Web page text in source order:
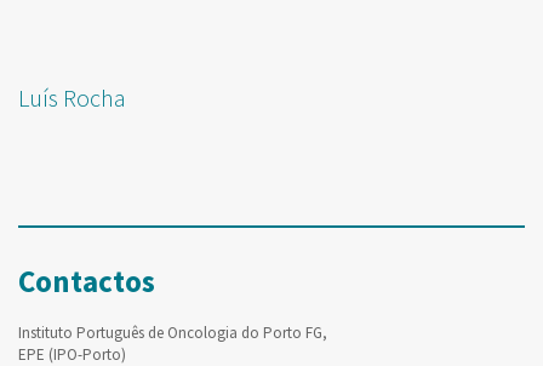
Luís Rocha
Contactos
Instituto Português de Oncologia do Porto FG,
EPE (IPO-Porto)